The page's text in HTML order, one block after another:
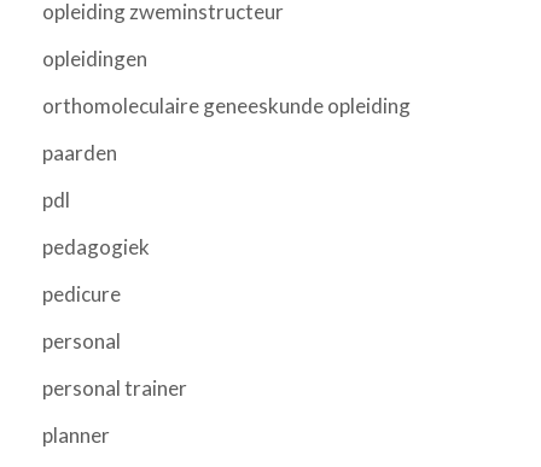
opleiding zweminstructeur
opleidingen
orthomoleculaire geneeskunde opleiding
paarden
pdl
pedagogiek
pedicure
personal
personal trainer
planner